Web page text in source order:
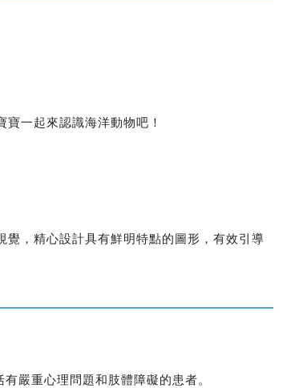
一起來認識海洋動物吧！
，精心設計具有鮮明特點的圖形，有效引導
嚴重心理問題和肢體障礙的患者。